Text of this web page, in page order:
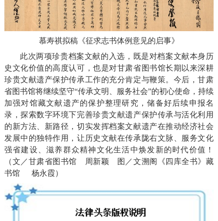
慕寿祺拟稿《征求志书体例意见的启事》
此次两项珍贵档案文献的入选，既是对档案文献本身历
史文化价值的高度认可，也是对甘肃省图书馆长期以来深耕
珍贵文献遗产保护传承工作的充分肯定与鞭策。今后，甘肃
省图书馆将继续坚守“传承文明、服务社会”的初心使命，持续
加强对馆藏文献遗产的保护整理研究，储备好后续申报名
录，探索数字环境下完善珍贵文献遗产保护传承与活化利用
的新方法、新路径，切实发挥档案文献遗产在推动经济社会
发展中的独特作用，让历史文献在传承陇右文脉、服务文化
强省建设、滋养群众精神文化生活中焕发新的时代价值！
（文／甘肃省图书馆 周新颖 图／文溯阁《四库全书》藏
书馆 杨永霞）